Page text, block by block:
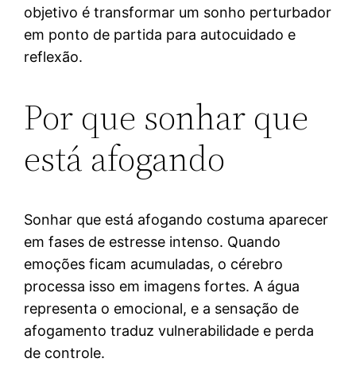
objetivo é transformar um sonho perturbador
em ponto de partida para autocuidado e
reflexão.
Por que sonhar que
está afogando
Sonhar que está afogando costuma aparecer
em fases de estresse intenso. Quando
emoções ficam acumuladas, o cérebro
processa isso em imagens fortes. A água
representa o emocional, e a sensação de
afogamento traduz vulnerabilidade e perda
de controle.